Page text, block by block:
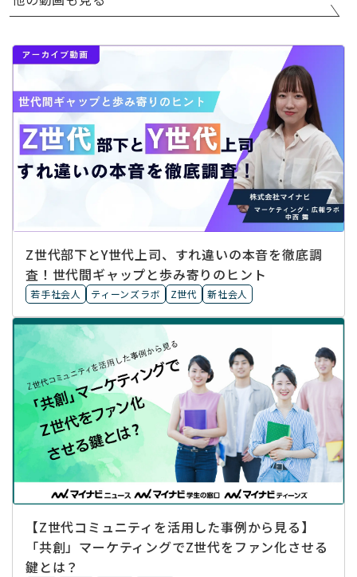
Z世代部下とY世代上司、すれ違いの本音を徹底調
査！世代間ギャップと歩み寄りのヒント
若手社会人 ティーンズラボ Z世代 新社会人
【Z世代コミュニティを活用した事例から見る】
「共創」マーケティングでZ世代をファン化させる
鍵とは？